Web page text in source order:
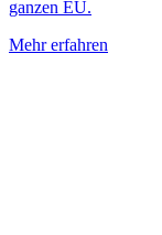
ganzen EU.
Mehr erfahren